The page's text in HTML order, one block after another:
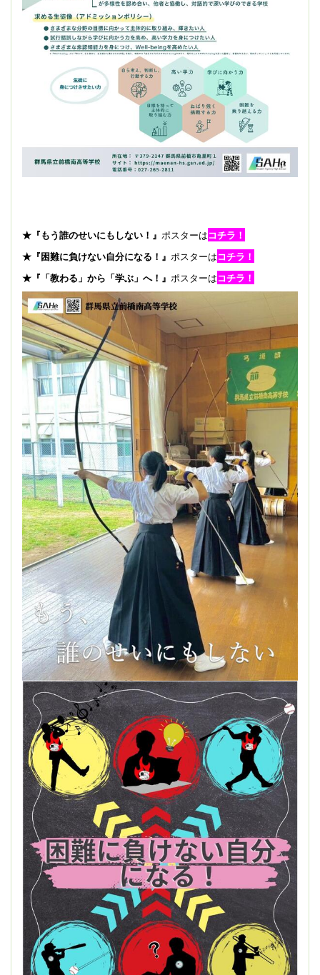
★『もう誰のせいにもしない！』 ポスターはコチラ！
★『困難に負けない自分になる！』 ポスターはコチラ！
★『「教わる」から「学ぶ」へ！』 ポスターはコチラ！